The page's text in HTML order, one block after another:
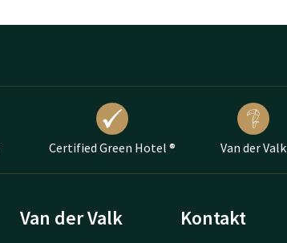
Certified Green Hotel ® Van der Valk
Van der Valk Kontakt